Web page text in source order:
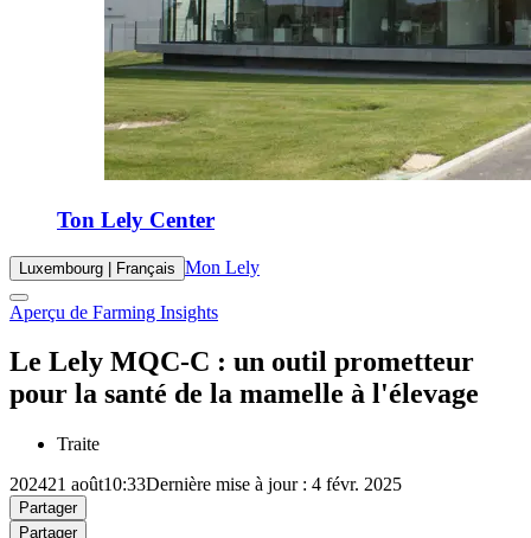
Ton Lely Center
Luxembourg | Français Mon Lely
Aperçu de Farming Insights
Le Lely MQC-C : un outil prometteur
pour la santé de la mamelle à l'élevage
Traite
202421 août10:33Dernière mise à jour : 4 févr. 2025
Partager
Partager